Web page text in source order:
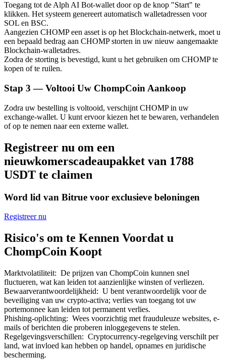
Leer staken
Meer informatie over het verdienen van passief inkomen
Bitrue
AI
Bitrue Affiliates
Tot 65% commissies!
Toegang tot de Alph AI Bot-wallet door op de knop "Start" te
klikken. Het systeem genereert automatisch walletadressen voor
SOL en BSC.
Aangezien CHOMP een asset is op het Blockchain-netwerk, moet u
een bepaald bedrag aan CHOMP storten in uw nieuw aangemaakte
Blockchain-walletadres.
Zodra de storting is bevestigd, kunt u het gebruiken om CHOMP te
kopen of te ruilen.
Stap 3 —Voltooi Uw ChompCoin Aankoop
Zodra uw bestelling is voltooid, verschijnt CHOMP in uw
exchange-wallet. U kunt ervoor kiezen het te bewaren, verhandelen
of op te nemen naar een externe wallet.
Registreer nu om een
nieuwkomerscadeaupakket van 1788
USDT te claimen
Word lid van Bitrue voor exclusieve beloningen
Registreer nu
Risico's om te Kennen Voordat u
ChompCoin Koopt
Marktvolatiliteit: De prijzen van ChompCoin kunnen snel
fluctueren, wat kan leiden tot aanzienlijke winsten of verliezen.
Bewaarverantwoordelijkheid: U bent verantwoordelijk voor de
beveiliging van uw crypto-activa; verlies van toegang tot uw
portemonnee kan leiden tot permanent verlies.
Phishing-oplichting: Wees voorzichtig met frauduleuze websites, e-
mails of berichten die proberen inloggegevens te stelen.
Regelgevingsverschillen: Cryptocurrency-regelgeving verschilt per
land, wat invloed kan hebben op handel, opnames en juridische
bescherming.